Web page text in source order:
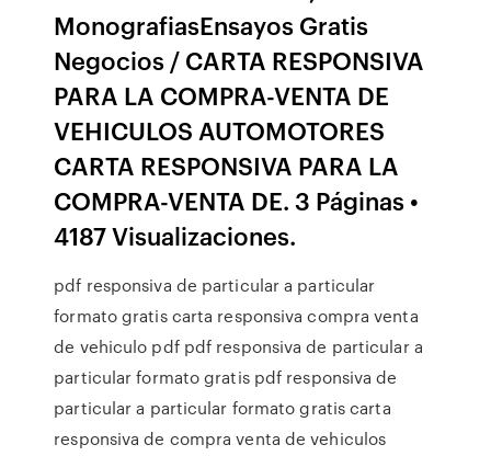
MonografiasEnsayos Gratis
Negocios / CARTA RESPONSIVA
PARA LA COMPRA-VENTA DE
VEHICULOS AUTOMOTORES
CARTA RESPONSIVA PARA LA
COMPRA-VENTA DE. 3 Páginas •
4187 Visualizaciones.
pdf responsiva de particular a particular
formato gratis carta responsiva compra venta
de vehiculo pdf pdf responsiva de particular a
particular formato gratis pdf responsiva de
particular a particular formato gratis carta
responsiva de compra venta de vehiculos